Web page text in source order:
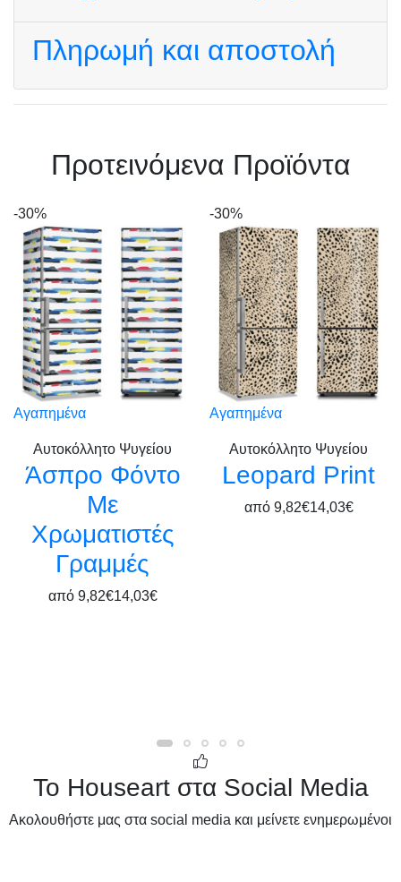
Πληρωμή και αποστολή
Πρoτεινόμενα Προϊόντα
-30%
Αγαπημένα
Αυτοκόλλητο Ψυγείου
Άσπρο Φόντο
Με
Χρωματιστές
Γραμμές
από 9,82€14,03€
-30%
Αγαπημένα
Αυτοκόλλητο Ψυγείου
Leopard Print
από 9,82€14,03€
Το Houseart στα Social Media
Ακολουθήστε μας στα social media και μείνετε ενημερωμένοι